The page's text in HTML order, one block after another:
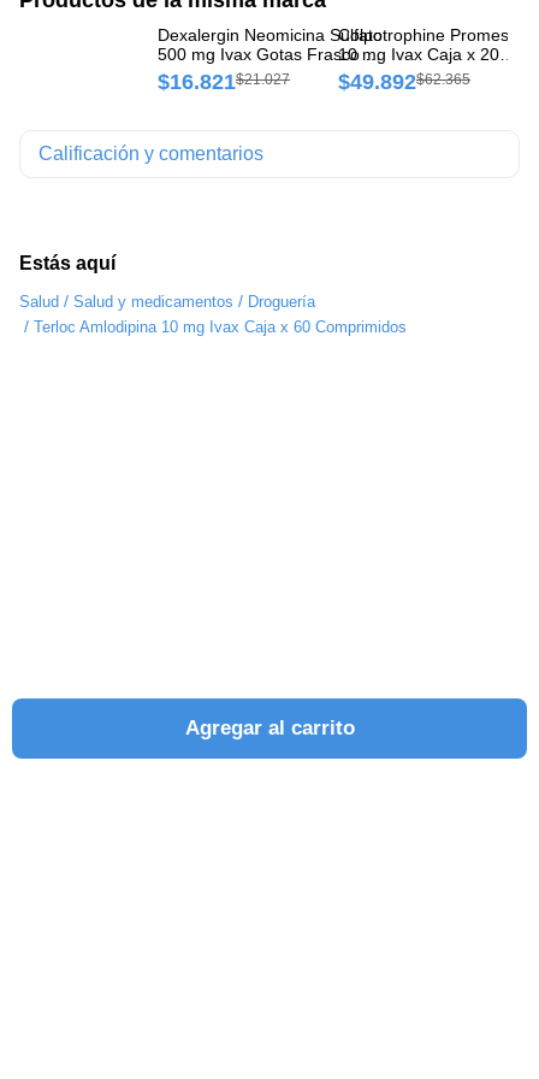
Estás aquí
Salud / Salud y medicamentos / Droguería
/ Terloc Amlodipina 10 mg Ivax Caja x 60 Comprimidos
Dexalergin Neomicina Sulfato
500 mg Ivax Gotas Frasco x
60 ml
$16.821$21.027
Colpotrophine
10 mg Ivax Caja x 20
Cápsulas
$49.892$62.365
Agregar al carrito
Calificación y comentarios